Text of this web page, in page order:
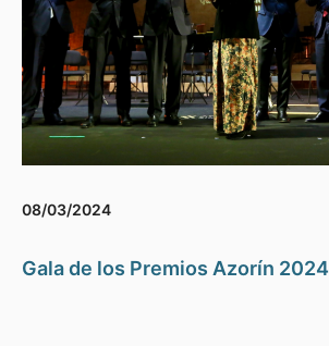
08/03/2024
Gala de los Premios Azorín 2024